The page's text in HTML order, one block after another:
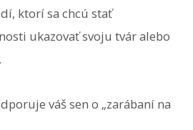
ktorí sa chcú stať
ukazovať svoju tvár alebo
váš sen o „zarábaní na